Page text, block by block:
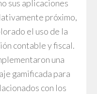
sus aplicaciones
próximo,
el uso de la
contable y fiscal.
una
gamificada para
con los